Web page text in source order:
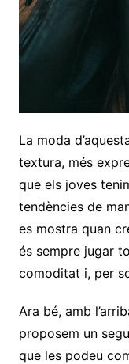
La moda
textura, més
que els joves
tendències de
es mostra quan
és sempre jugar
comoditat i, per
Ara bé, amb
proposem un
que les podeu